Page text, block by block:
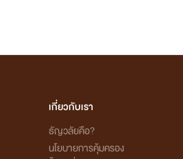
เกี่ยวกับเรา
ธัญวลัยคือ?
นโยบายการคุ้มครอง